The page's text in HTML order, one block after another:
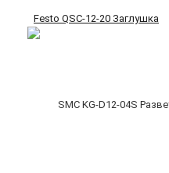
Festo QSC-12-20 Заглушка